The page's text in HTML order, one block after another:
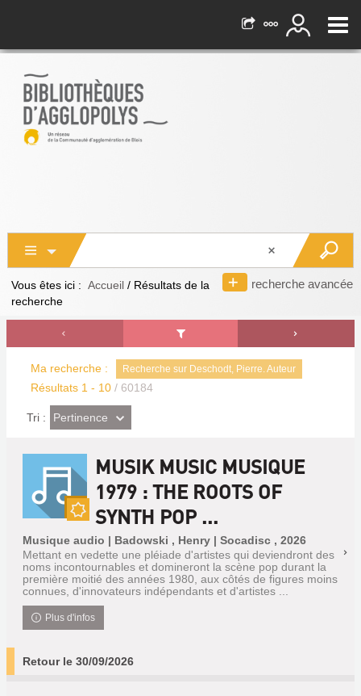
recherche avancée
Vous êtes ici : Accueil / Résultats de la
recherche
Ma recherche : Recherche sur Deschodt, Pierre. Auteur
Résultats 1 - 10 / 60184
Tri : (Effet
imédiat)
Pertinence
MUSIK MUSIC MUSIQUE
1979 : THE ROOTS OF
SYNTH POP ...
Musique audio | Badowski , Henry | Socadisc , 2026
Mettant en vedette une pléiade d'artistes qui deviendront des
noms incontournables et domineront la scène pop durant la
première moitié des années 1980, aux côtés de figures moins
connues, d'innovateurs indépendants et d'artistes ...
Plus d'infos
Retour le 30/09/2026